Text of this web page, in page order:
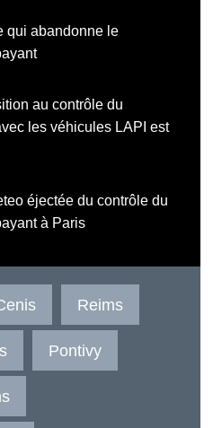
qui abandonne le
au contrôle du
les véhicules LAPI est
éjectée du contrôle du
à Paris
Reims
Pontivy